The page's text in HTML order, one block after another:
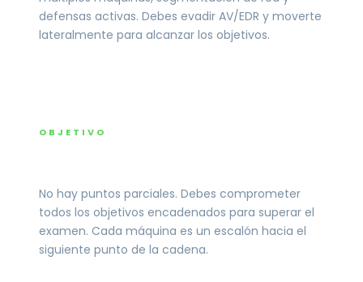
defensas activas. Debes evadir AV/EDR y moverte
lateralmente para alcanzar los objetivos.
OBJETIVO
No hay puntos parciales. Debes comprometer
todos los objetivos encadenados para superar el
examen. Cada máquina es un escalón hacia el
siguiente punto de la cadena.